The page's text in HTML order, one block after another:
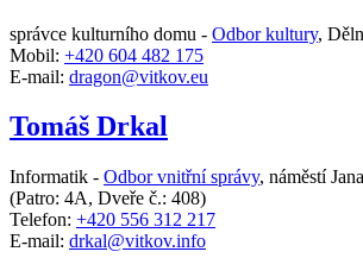
správce kulturního domu - Odbor kultury,
Mobil: +420 604 482 175
E-mail: dragon@vitkov.eu
Tomáš Drkal
Informatik - Odbor vnitřní správy, náměstí
(Patro: 4A, Dveře č.: 408)
Telefon: +420 556 312 217
E-mail: drkal@vitkov.info